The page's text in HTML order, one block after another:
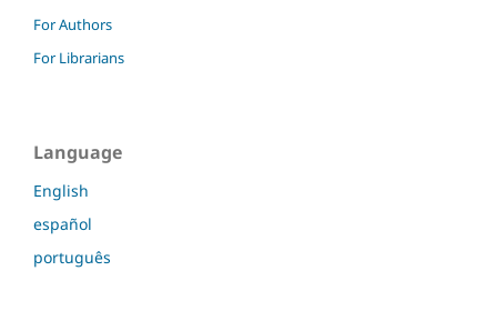
For Authors
For Librarians
Language
English
español
português